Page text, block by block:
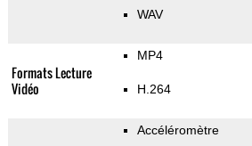
WAV
Formats Lecture
Vidéo
MP4
H.264
Accéléromètre